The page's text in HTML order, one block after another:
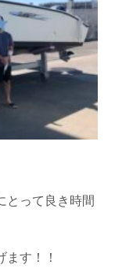
とって良き時間
す！！